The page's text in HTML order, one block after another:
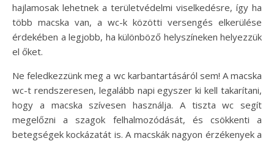
hajlamosak lehetnek a területvédelmi viselkedésre, így ha
több macska van, a wc-k közötti versengés elkerülése
érdekében a legjobb, ha különböző helyszíneken helyezzük
el őket.
Ne feledkezzünk meg a wc karbantartásáról sem! A macska
wc-t rendszeresen, legalább napi egyszer ki kell takarítani,
hogy a macska szívesen használja. A tiszta wc segít
megelőzni a szagok felhalmozódását, és csökkenti a
betegségek kockázatát is. A macskák nagyon érzékenyek a